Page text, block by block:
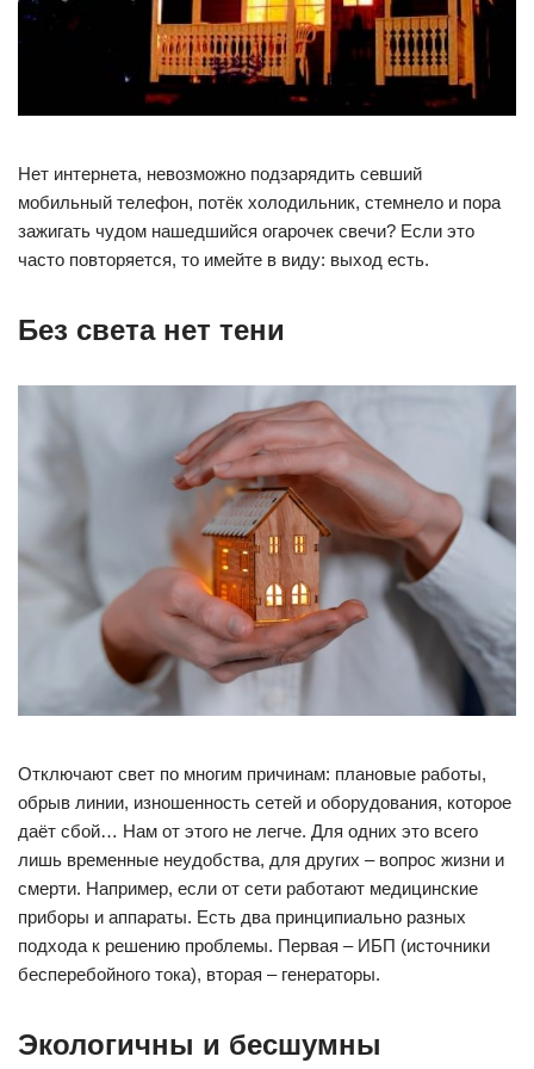
Нет интернета, невозможно подзарядить севший
мобильный телефон, потёк холодильник, стемнело и пора
зажигать чудом нашедшийся огарочек свечи? Если это
часто повторяется, то имейте в виду: выход есть.
Без света нет тени
Отключают свет по многим причинам: плановые работы,
обрыв линии, изношенность сетей и оборудования, которое
даёт сбой… Нам от этого не легче. Для одних это всего
лишь временные неудобства, для других – вопрос жизни и
смерти. Например, если от сети работают медицинские
приборы и аппараты. Есть два принципиально разных
подхода к решению проблемы. Первая – ИБП (источники
бесперебойного тока), вторая – генераторы.
Экологичны и бесшумны